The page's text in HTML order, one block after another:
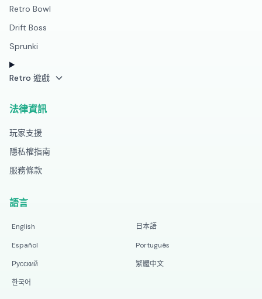
Retro Bowl
Drift Boss
Sprunki
Retro 遊戲
法律資訊
玩家支援
隱私權指南
服務條款
語言
English
日本語
Español
Português
Русский
繁體中文
한국어